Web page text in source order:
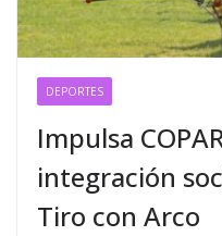
DEPORTES
Impulsa
integración
Tiro con Arco